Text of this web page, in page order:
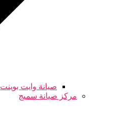
صيانة وايت بوينت
مركز صيانة سميج